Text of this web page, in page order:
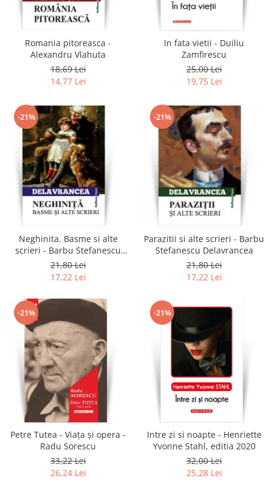
Romania pitoreasca -
Alexandru Vlahuta
18,69 Lei
14,77 Lei
In fata vietii - Duiliu
Zamfirescu
25,00 Lei
19,75 Lei
-21%
Neghinita. Basme si alte
scrieri - Barbu Stefanescu
Delavrancea
21,80 Lei
17,22 Lei
-21%
Parazitii si alte scrieri - Barbu
Stefanescu Delavrancea
21,80 Lei
17,22 Lei
-21%
Petre Tutea - Viaţa şi opera -
Radu Sorescu
33,22 Lei
26,24 Lei
-21%
Intre zi si noapte - Henriette
Yvonne Stahl, editia 2020
32,00 Lei
25,28 Lei